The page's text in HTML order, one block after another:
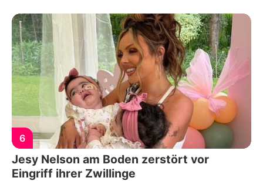
6
Jesy Nelson am Boden zerstört vor
Eingriff ihrer Zwillinge